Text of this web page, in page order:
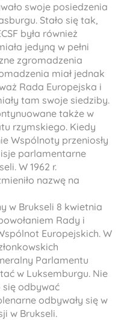
swoje posiedzenia
Stało się tak,
była również
jedyną w pełni
zgromadzenia
miał jednak
Rada Europejska i
tam swoje siedziby.
także w
rzymskiego. Kiedy
Wspólnoty przeniosły
parlamentarne
W 1962 r.
nazwę na
w Brukseli 8 kwietnia
Rady i
Europejskich. W
Parlamentu
w Luksemburgu. Nie
się odbywać
odbywały się w
w Brukseli.